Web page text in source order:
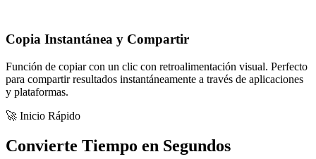
Copia Instantánea y Compartir
Función de copiar con un clic con retroalimentación visual. Perfecto
para compartir resultados instantáneamente a través de aplicaciones
y plataformas.
🚀 Inicio Rápido
Convierte Tiempo en Segundos